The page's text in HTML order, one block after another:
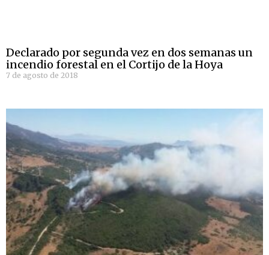
Declarado por segunda vez en dos semanas un
incendio forestal en el Cortijo de la Hoya
7 de agosto de 2018